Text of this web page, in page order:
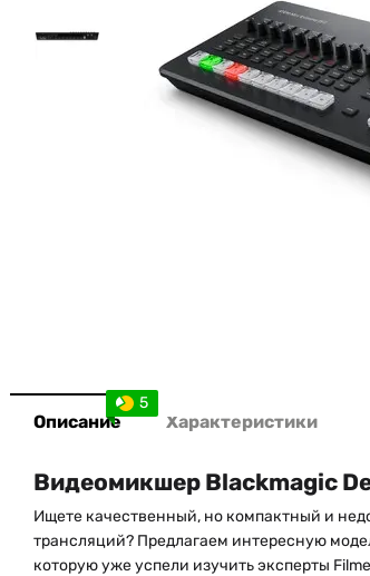
5
Описание Характеристики
Видеомикшер Blackmagic
Ищете качественный, но компактный и
трансляций? Предлагаем интересную
которую уже успели изучить эксперты